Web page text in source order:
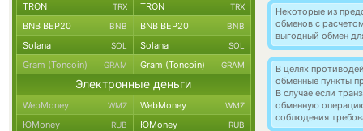
Некоторые из
обменов с
выгодный обмен
В целях
обменные пункты
В случае если
обменную
соблюдения
TRON TRX TRON TRX
BNB BEP20 BNB BNB BEP20 BNB
Solana SOL Solana SOL
Gram (Toncoin) GRAM Gram (Toncoin) GRAM
Электронные деньги
WebMoney WMZ WebMoney WMZ
ЮMoney RUB ЮMoney RUB